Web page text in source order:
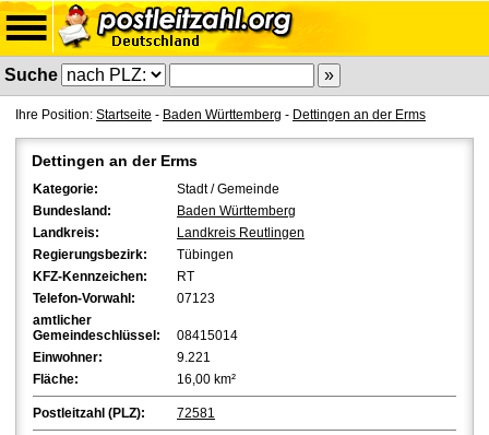
Suche
Ihre Position: Startseite - Baden Württemberg - Dettingen an der Erms
Dettingen an der Erms
Kategorie:
Stadt / Gemeinde
Bundesland:
Baden Württemberg
Landkreis:
Landkreis Reutlingen
Regierungsbezirk:
Tübingen
KFZ-Kennzeichen:
RT
Telefon-Vorwahl:
07123
amtlicher
Gemeindeschlüssel:
08415014
Einwohner:
9.221
Fläche:
16,00 km²
Postleitzahl (PLZ): 72581